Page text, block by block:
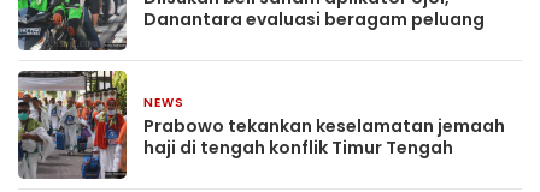
Danantara evaluasi beragam peluang
NEWS
Prabowo tekankan keselamatan jemaah
haji di tengah konflik Timur Tengah